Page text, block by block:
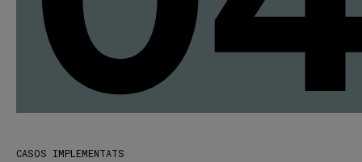
CASOS IMPLEMENTATS